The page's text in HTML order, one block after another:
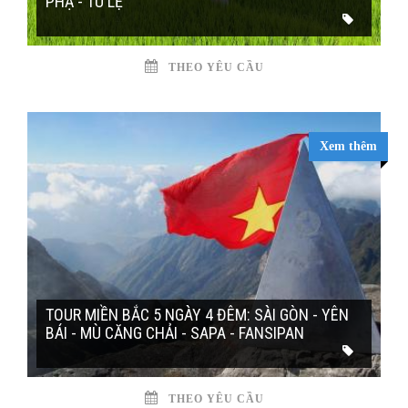
THEO YÊU CẦU
Xem thêm
TOUR MIỀN BẮC 5 NGÀY 4 ĐÊM: SÀI GÒN - YÊN
BÁI - MÙ CĂNG CHẢI - SAPA - FANSIPAN
THEO YÊU CẦU